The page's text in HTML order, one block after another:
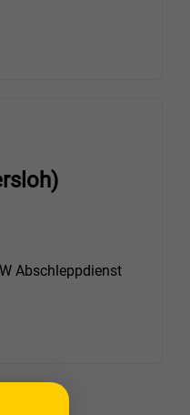
Abschleppdienst